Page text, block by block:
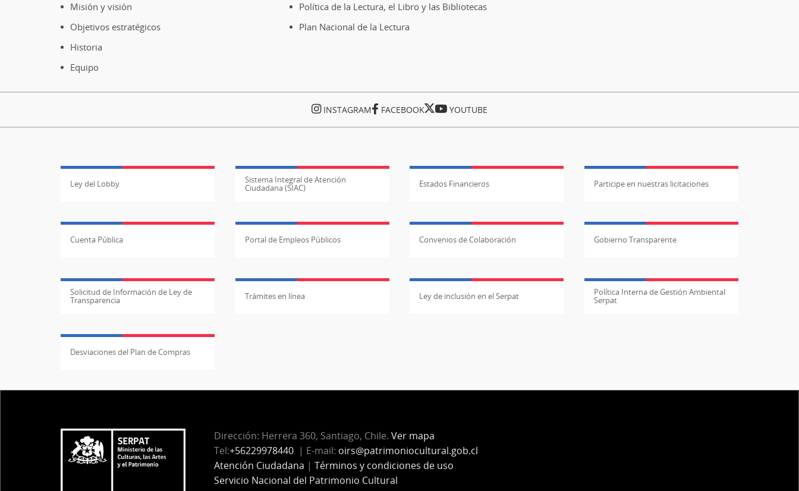
Misión y visión
Objetivos estratégicos
Historia
Equipo
Política de la Lectura, el Libro y las Bibliotecas
Plan Nacional de la Lectura
INSTAGRAM FACEBOOK YOUTUBE
Ley del Lobby Sistema Integral de Atención
Ciudadana (SIAC) Estados Financieros Participe en nuestras licitaciones
Cuenta Pública Portal de Empleos Públicos Convenios de Colaboración Gobierno Transparente
Solicitud de Información de Ley de
Transparencia Trámites en línea Ley de inclusión en el Serpat Política Interna de Gestión Ambiental
Serpat
Desviaciones del Plan de Compras
Dirección: Herrera 360, Santiago, Chile. Ver mapa
Tel:+56229978440 | E-mail: oirs@patrimoniocultural.gob.cl
Atención Ciudadana | Términos y condiciones de uso
Servicio Nacional del Patrimonio Cultural